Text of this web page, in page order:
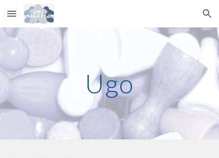
Skip to main content Skip to navigation
Ugo